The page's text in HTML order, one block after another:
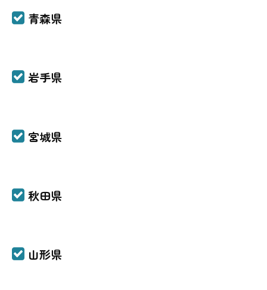
青森県
岩手県
宮城県
秋田県
山形県